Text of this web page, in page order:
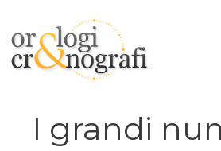
contenuto
I grandi